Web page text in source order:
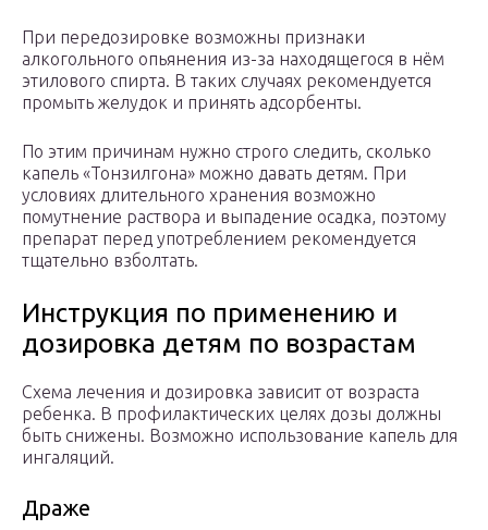
При передозировке возможны признаки
алкогольного опьянения из-за находящегося в нём
этилового спирта. В таких случаях рекомендуется
промыть желудок и принять адсорбенты.
По этим причинам нужно строго следить, сколько
капель «Тонзилгона» можно давать детям. При
условиях длительного хранения возможно
помутнение раствора и выпадение осадка, поэтому
препарат перед употреблением рекомендуется
тщательно взболтать.
Инструкция по применению и
дозировка детям по возрастам
Схема лечения и дозировка зависит от возраста
ребенка. В профилактических целях дозы должны
быть снижены. Возможно использование капель для
ингаляций.
Драже